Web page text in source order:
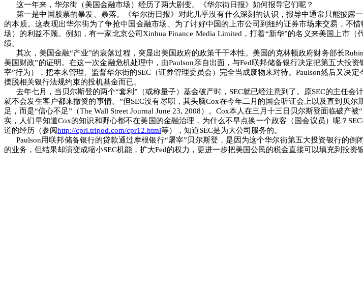
这一年来，华尔街（美国金融市场）经历了两大剧变。《华尔街日报》如何报导它们呢？
第一是中国股票的暴发、暴落。《华尔街日报》对此几乎没有什么深刻的认识，报导中通常只能披露
的本质。这表现出华尔街为了争抢中国金融市场、为了讨好中国的上市公司到纽约证券市场来交易，不
场）的利益不顾。例如，有一家北京公司 Xinhua Finance Media Limited ，打着“新华”的名义来美国上市（
绩。
其次，美国金融“产业”的衰落过程，突显出美国政府的政策干干本性。美国的克林顿政府财务部长Rubin
美国财政”的证明。在这一次金融危机处理中，由Paulson亲自出面，与Fed联邦储备银行决定把第五大投资
宰”行为），把本来管理、监督华尔街的SEC （证券管理委员会）完全当成废物来对待。Paulson然后又决定
摆脱相关银行法规约束的投机基金而已。
去年七月，当贝尔斯登的两个“套利 ” （或称量子）基金破产时， SEC就已经注意到了。原SEC的主任会计
就不会发生客户都来撤资的事情。 ”但SEC没有尽职，其头脑Cox在今年二月的国会听证会上以及直到贝尔
足，而是“信心不足”（The Wall Street Journal June 23, 2008）。 Cox本人在三月十三日贝尔斯登面临破产被
实，人们早知道Cox的知识和野心都不在美国的金融治理，为什么不早点换一个政客（国会议员）呢？ SEC
道的经历（参阅http://cpri.tripod.com/cpr12.html等），知道SEC是为大公司服务的。
Paulson用联邦储备银行的贷款通过摩根银行“屠宰”贝尔斯登，是因为这个华尔街第五大投资银行的倒
的业务，但结果却演变成缩小SEC机能，扩大Fed的权力，更进一步把美国公民的税金直接可以填充到投资